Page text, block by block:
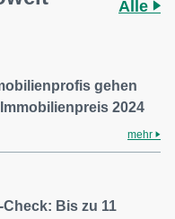
Alle
gehen
2024
mehr
Bis zu 11